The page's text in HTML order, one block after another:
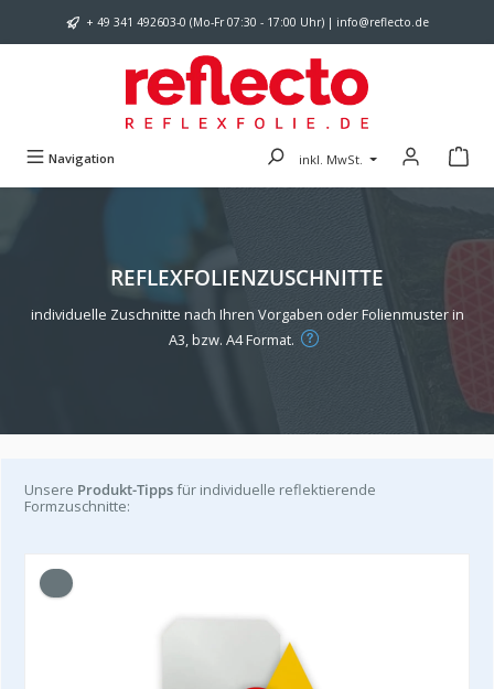
Zum Hauptinhalt springen
+ 49 341 492603-0 (Mo-Fr 07:30 - 17:00 Uhr) | info@reflecto.de
Navigation inkl. MwSt.
REFLEXFOLIENZUSCHNITTE
individuelle Zuschnitte nach Ihren Vorgaben oder Folienmuster in
A3, bzw. A4 Format.
Unsere Produkt-Tippsfür individuelle reflektierende
Formzuschnitte: